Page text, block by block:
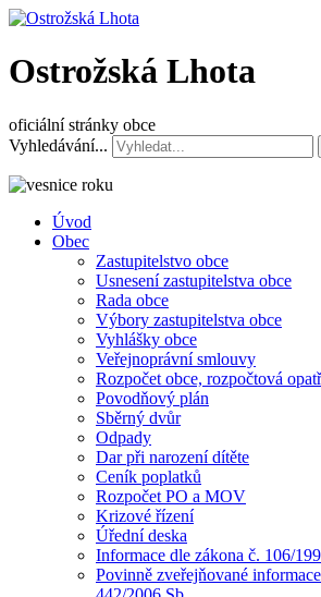
Ostrožská Lhota
oficiální stránky obce
Vyhledávání...
Úvod
Obec
Zastupitelstvo obce
Usnesení zastupitelstva obce
Rada obce
Výbory zastupitelstva obce
Vyhlášky obce
Veřejnoprávní smlouvy
Rozpočet obce, rozpočtová
Povodňový plán
Sběrný dvůr
Odpady
Dar při narození dítěte
Ceník poplatků
Rozpočet PO a MOV
Krizové řízení
Úřední deska
Informace dle zákona č. 106/
Povinně zveřejňované